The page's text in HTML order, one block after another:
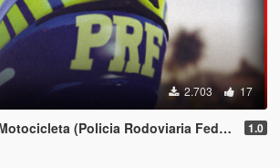
2.703 17
Rodoviaria Federal) Police Helmet High Way Brazilian 1.0